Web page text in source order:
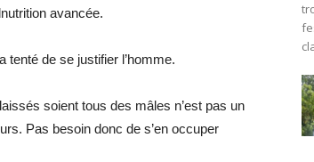
avancée.
a tenté de se justifier l’homme.
soient tous des mâles n’est pas un
Pas besoin donc de s’en occuper